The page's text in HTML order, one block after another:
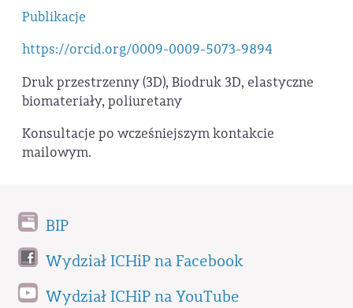
Publikacje
https://orcid.org/0009-0009-5073-9894
Druk przestrzenny (3D), Biodruk 3D, elastyczne
biomateriały, poliuretany
Konsultacje po wcześniejszym kontakcie
mailowym.
BIP
Wydział ICHiP na Facebook
Wydział ICHiP na YouTube